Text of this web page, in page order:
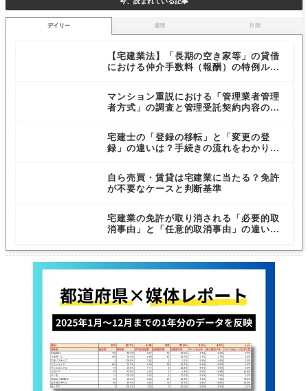
デイリー 週間 月間
【宅建業法】「長期の空き家等」の貸借
における仲介手数料（報酬）の特例ルー
マンション重説における「管理業者管理
者方式」の調査と管理受託契約内容の説
宅建士の「登録の移転」と「変更の登
録」の違いは？手続きの流れをわかりや
自ら売買・賃貸は宅建業に当たる？免許
が不要なケースと判断基準
宅建業の免許が取り消される「必要的取
消事由」と「任意的取消事由」の違いと